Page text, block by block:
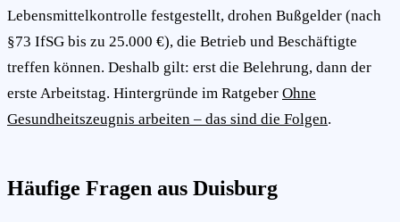
Lebensmittelkontrolle festgestellt, drohen Bußgelder (nach
§73 IfSG bis zu 25.000 €), die Betrieb und Beschäftigte
treffen können. Deshalb gilt: erst die Belehrung, dann der
erste Arbeitstag. Hintergründe im Ratgeber Ohne
Gesundheitszeugnis arbeiten – das sind die Folgen.
Häufige Fragen aus Duisburg